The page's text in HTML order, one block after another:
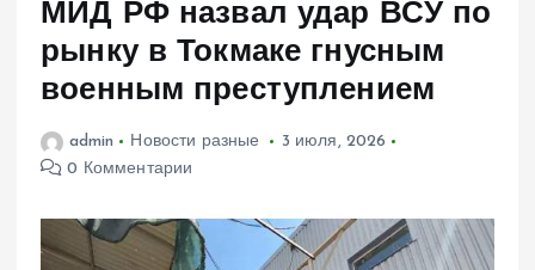
МИД РФ назвал удар ВСУ по
рынку в Токмаке гнусным
военным преступлением
admin Новости разные
3 июля, 2026
0 Комментарии